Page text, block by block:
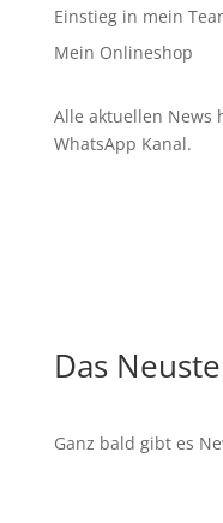
Einstieg in mein
Mein Onlineshop
Alle aktuellen News
WhatsApp Kanal.
Das
Ganz bald gibt es